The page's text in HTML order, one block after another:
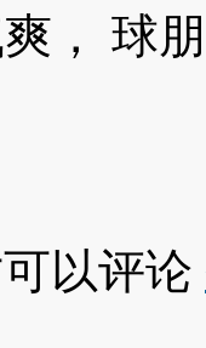
， 球
以评论